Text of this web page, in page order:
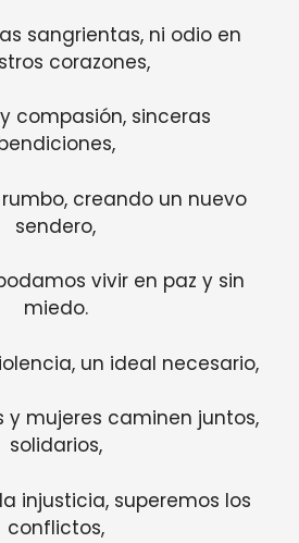
sangrientas, ni odio en
corazones,
compasión, sinceras
creando un nuevo
sendero,
vivir en paz y sin
miedo.
un ideal necesario,
y mujeres caminen juntos,
solidarios,
injusticia, superemos los
conflictos,